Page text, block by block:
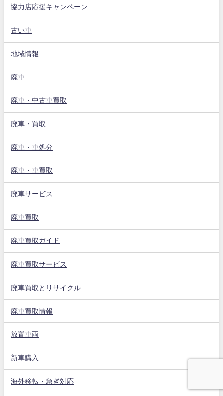
協力店応援キャンペーン
古い車
地域情報
廃車
廃車・中古車買取
廃車・買取
廃車・車処分
廃車・車買取
廃車サービス
廃車買取
廃車買取ガイド
廃車買取サービス
廃車買取とリサイクル
廃車買取情報
放置車両
新車購入
海外移転・急ぎ対応